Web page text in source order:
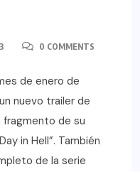
0 COMMENTS
de enero de
nuevo trailer de
fragmento de su
in Hell”. También
de la serie